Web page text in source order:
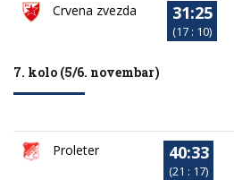
Crvena zvezda 31:25
(17 : 10)
7. kolo (5/6. novembar)
Proleter 40:33
(21 : 17)